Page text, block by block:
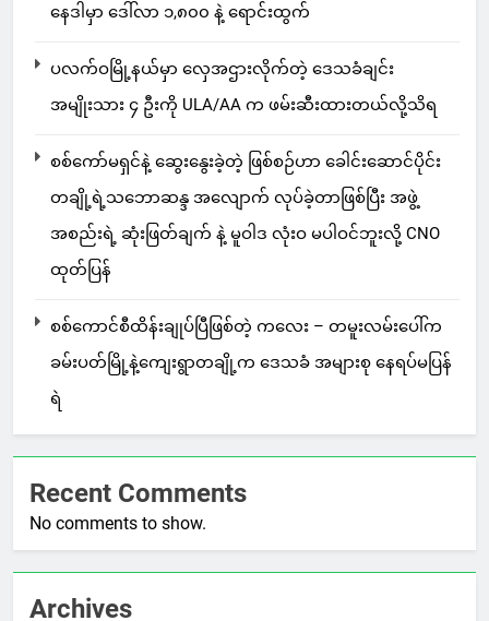
နေဒါမှာ ဒေါ်လာ ၁,၈၀၀ နဲ့ ရောင်းထွက်
ပလက်ဝမြို့နယ်မှာ လှေအဌားလိုက်တဲ့ ဒေသခံချင်း
အမျိုးသား ၄ ဦးကို ULA/AA က ဖမ်းဆီးထားတယ်လို့သိရ
စစ်ကော်မရှင်နဲ့ ဆွေးနွေးခဲ့တဲ့ ဖြစ်စဉ်ဟာ ခေါင်းဆောင်ပိုင်း
တချို့ရဲ့သဘောဆန္ဒ အလျောက် လုပ်ခဲ့တာဖြစ်ပြီး အဖွဲ့
အစည်းရဲ့ ဆုံးဖြတ်ချက် နဲ့ မူဝါဒ လုံးဝ မပါဝင်ဘူးလို့ CNO
ထုတ်ပြန်
စစ်ကောင်စီထိန်းချုပ်ပြီဖြစ်တဲ့ ကလေး – တမူးလမ်းပေါ်က
ခမ်းပတ်မြို့နဲ့ကျေးရွာတချို့က ဒေသခံ အများစု နေရပ်မပြန်
ရဲ
Recent Comments
No comments to show.
Archives